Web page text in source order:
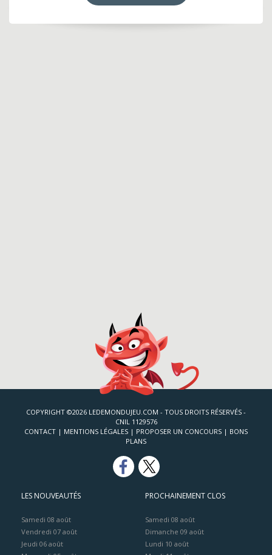
COPYRIGHT ©2026 LEDEMONDUJEU.COM - TOUS DROITS RÉSERVÉS -
CNIL 1129576
CONTACT | MENTIONS LÉGALES | PROPOSER UN CONCOURS | BONS
PLANS
LES NOUVEAUTÉS
Samedi 08 août
Vendredi 07 août
Jeudi 06 août
PROCHAINEMENT CLOS
Samedi 08 août
Dimanche 09 août
Lundi 10 août